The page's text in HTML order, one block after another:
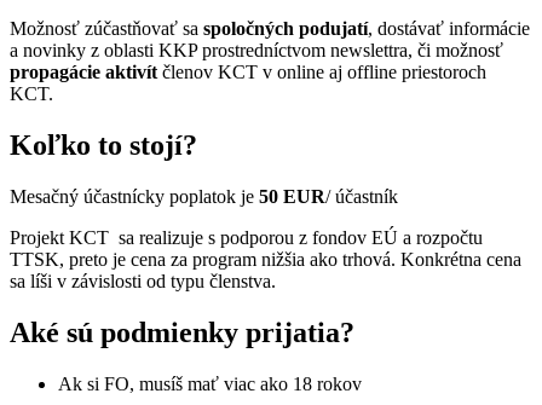
Možnosť zúčastňovať sa spoločných podujatí, dostávať informácie
a novinky z oblasti KKP prostredníctvom newslettra, či možnosť
propagácie aktivít členov KCT v online aj offline priestoroch
KCT.
Koľko to stojí?
Mesačný účastnícky poplatok je 50 EUR/ účastník
Projekt KCT sa realizuje s podporou z fondov EÚ a rozpočtu
TTSK, preto je cena za program nižšia ako trhová. Konkrétna cena
sa líši v závislosti od typu členstva.
Aké sú podmienky prijatia?
Ak si FO, musíš mať viac ako 18 rokov